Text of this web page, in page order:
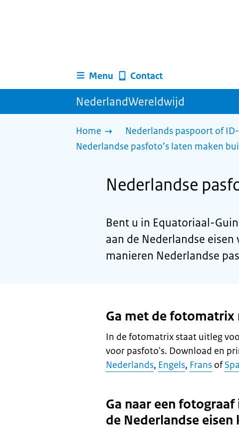
Menu Contact
NederlandWereldwijd
Home
Nederlands paspoort of
Nederlandse pasfoto’s laten maken
Nederlandse
Bent u in Equatoriaal-
aan de Nederlandse
manieren Nederlandse
Ga met de fotomatrix
In de fotomatrix staat uitleg
voor pasfoto's. Download en
Nederlands, Engels, Frans of
Ga naar een
de Nederlandse eisen